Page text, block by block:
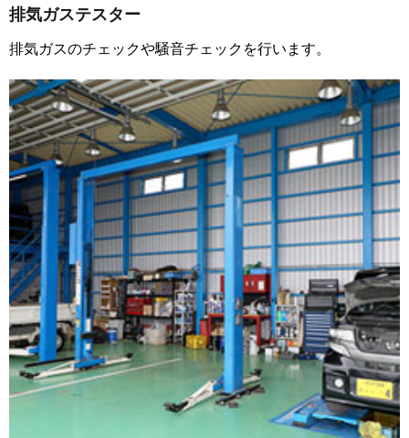
排気ガステスター
排気ガスのチェックや騒音チェックを行います。